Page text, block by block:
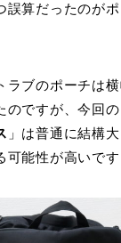
誤算だったのが
ラブのポーチは
のですが、今回
」は普通に結構
能性が高いです